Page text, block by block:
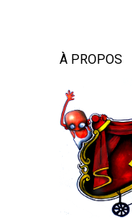
À PROPOS